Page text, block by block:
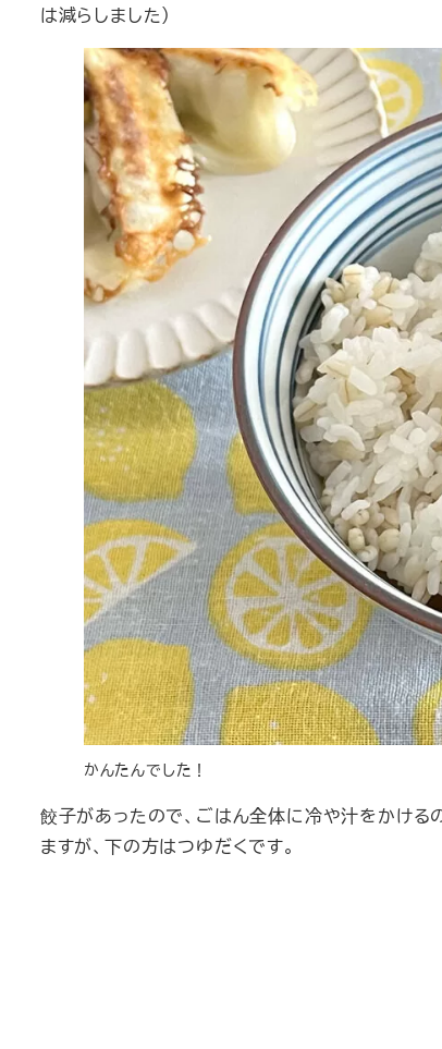
は減らしました）
かんたんでした！
餃子があったので、ごはん全体に冷や汁をかける
ますが、下の方はつゆだくです。